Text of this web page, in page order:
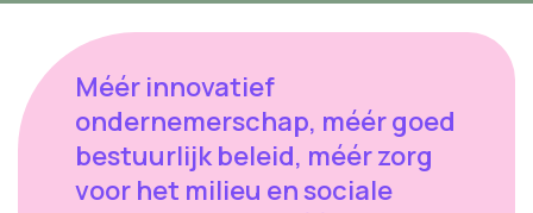
Méér innovatief
ondernemerschap, méér goed
bestuurlijk beleid, méér zorg
voor het milieu en sociale